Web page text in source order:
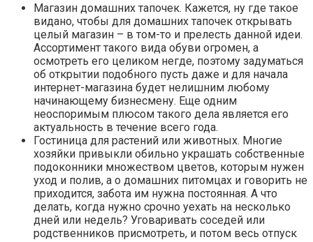
Магазин домашних тапочек. Кажется, ну где такое
видано, чтобы для домашних тапочек открывать
целый магазин – в том-то и прелесть данной идеи.
Ассортимент такого вида обуви огромен, а
осмотреть его целиком негде, поэтому задуматься
об открытии подобного пусть даже и для начала
интернет-магазина будет нелишним любому
начинающему бизнесмену. Еще одним
неоспоримым плюсом такого дела является его
актуальность в течение всего года.
Гостиница для растений или животных. Многие
хозяйки привыкли обильно украшать собственные
подоконники множеством цветов, которым нужен
уход и полив, а о домашних питомцах и говорить не
приходится, забота им нужна постоянная. А что
делать, когда нужно срочно уехать на несколько
дней или недель? Уговаривать соседей или
родственников присмотреть, и потом весь отпуск